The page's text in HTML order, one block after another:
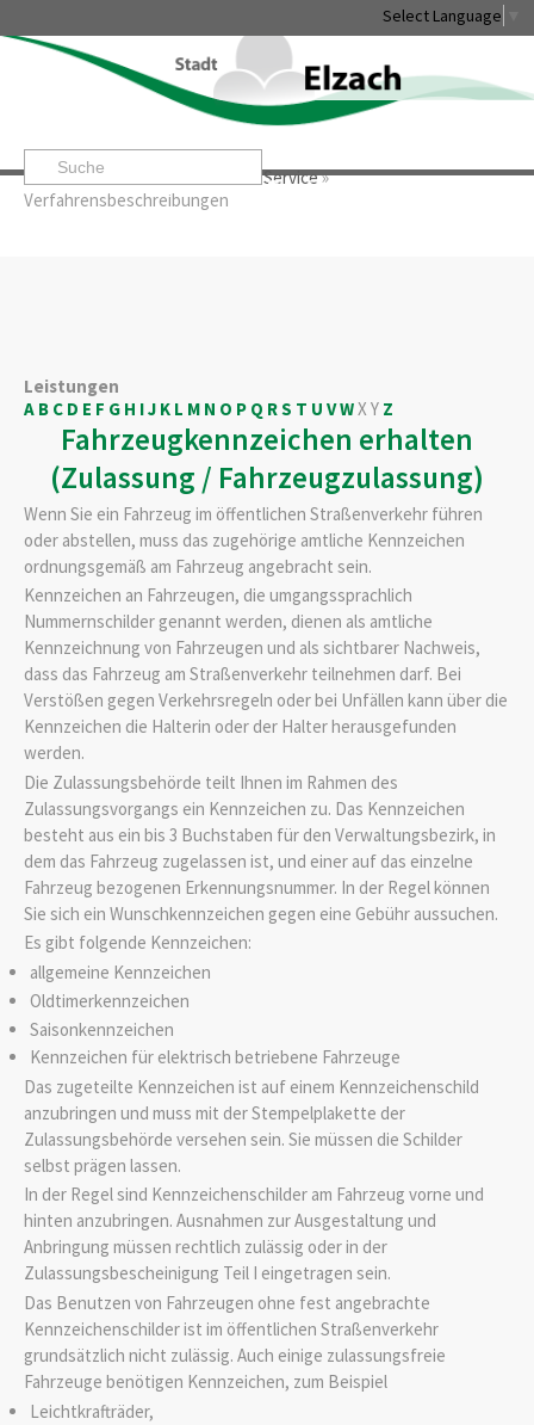
Select Language
Startseite» »Service»
Verfahrensbeschreibungen
Leben & Erleben Rathaus & Service
Leistungen
A B C D E F G H IJ K L M N O P Q RS T U VWXY Z
Fahrzeugkennzeichen erhalten
(Zulassung / Fahrzeugzulassung)
Wenn Sie ein Fahrzeug im öffentlichen Straßenverkehr führen
oder abstellen, muss das zugehörige amtliche Kennzeichen
ordnungsgemäß am Fahrzeug angebracht sein.
Kennzeichen an Fahrzeugen, die umgangssprachlich
Nummernschilder genannt werden, dienen als amtliche
Kennzeichnung von Fahrzeugen und als sichtbarer Nachweis,
dass das Fahrzeug am Straßenverkehr teilnehmen darf. Bei
Verstößen gegen Verkehrsregeln oder bei Unfällen kann über die
Kennzeichen die Halterin oder der Halter herausgefunden
werden.
Die Zulassungsbehörde teilt Ihnen im Rahmen des
Zulassungsvorgangs ein Kennzeichen zu. Das Kennzeichen
besteht aus ein bis 3 Buchstaben für den Verwaltungsbezirk, in
dem das Fahrzeug zugelassen ist, und einer auf das einzelne
Fahrzeug bezogenen Erkennungsnummer. In der Regel können
Sie sich ein Wunschkennzeichen gegen eine Gebühr aussuchen.
Es gibt folgende Kennzeichen:
allgemeine Kennzeichen
Oldtimerkennzeichen
Saisonkennzeichen
Kennzeichen für elektrisch betriebene Fahrzeuge
Das zugeteilte Kennzeichen ist auf einem Kennzeichenschild
anzubringen und muss mit der Stempelplakette der
Zulassungsbehörde versehen sein. Sie müssen die Schilder
selbst prägen lassen.
In der Regel sind Kennzeichenschilder am Fahrzeug vorne und
hinten anzubringen. Ausnahmen zur Ausgestaltung und
Anbringung müssen rechtlich zulässig oder in der
Zulassungsbescheinigung Teil I eingetragen sein.
Das Benutzen von Fahrzeugen ohne fest angebrachte
Kennzeichenschilder ist im öffentlichen Straßenverkehr
grundsätzlich nicht zulässig. Auch einige zulassungsfreie
Fahrzeuge benötigen Kennzeichen, zum Beispiel
Leichtkrafträder,